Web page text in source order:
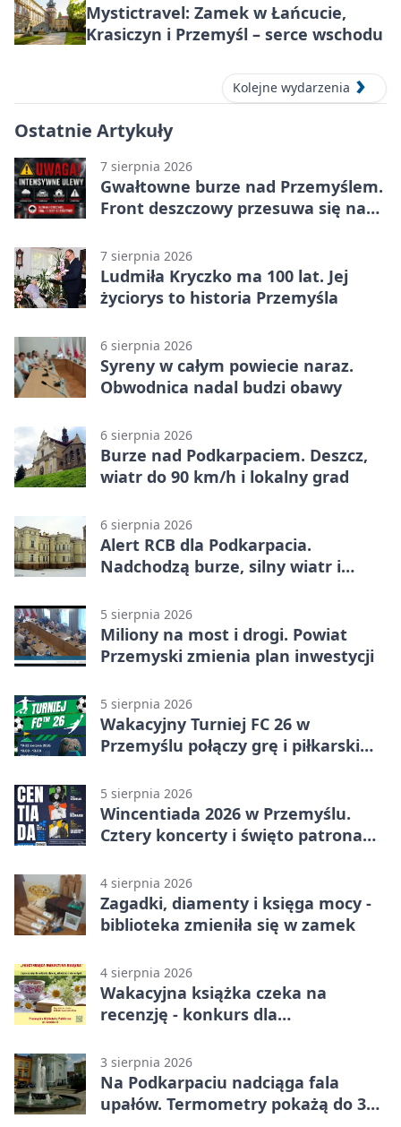
Mystictravel: Zamek w Łańcucie,
Krasiczyn i Przemyśl – serce wschodu
Kolejne wydarzenia
Ostatnie Artykuły
7 sierpnia 2026
Gwałtowne burze nad Przemyślem.
Front deszczowy przesuwa się na
7 sierpnia 2026
Ludmiła Kryczko ma 100 lat. Jej
życiorys to historia Przemyśla
6 sierpnia 2026
Syreny w całym powiecie naraz.
Obwodnica nadal budzi obawy
6 sierpnia 2026
Burze nad Podkarpaciem. Deszcz,
wiatr do 90 km/h i lokalny grad
6 sierpnia 2026
Alert RCB dla Podkarpacia.
Nadchodzą burze, silny wiatr i
5 sierpnia 2026
Miliony na most i drogi. Powiat
Przemyski zmienia plan inwestycji
5 sierpnia 2026
Wakacyjny Turniej FC 26 w
Przemyślu połączy grę i piłkarski
5 sierpnia 2026
Wincentiada 2026 w Przemyślu.
Cztery koncerty i święto patrona
4 sierpnia 2026
Zagadki, diamenty i księga mocy -
biblioteka zmieniła się w zamek
4 sierpnia 2026
Wakacyjna książka czeka na
recenzję - konkurs dla
3 sierpnia 2026
Na Podkarpaciu nadciąga fala
upałów. Termometry pokażą do 36